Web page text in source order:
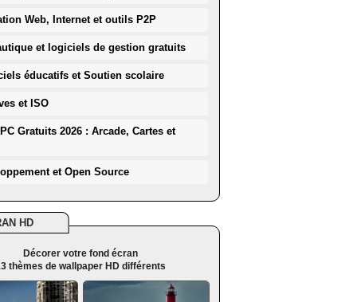
Web, Internet et outils P2P
et logiciels de gestion gratuits
éducatifs et Soutien scolaire
et ISO
Gratuits 2026 : Arcade, Cartes et
et Open Source
HD
Décorer votre fond écran
thèmes de wallpaper HD différents